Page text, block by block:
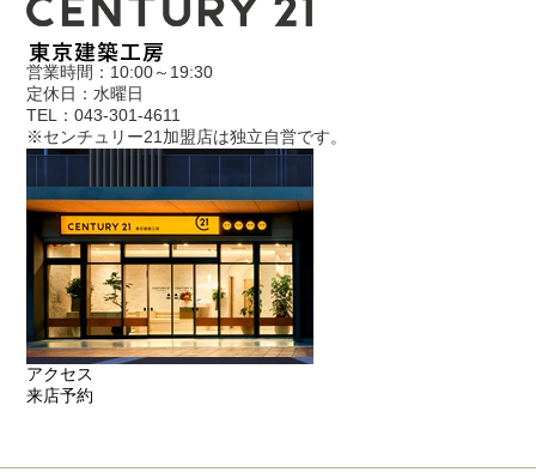
営業時間：10:00～19:30
定休日：水曜日
TEL：043-301-4611
※センチュリー21加盟店は独立自営です。
アクセス
来店予約